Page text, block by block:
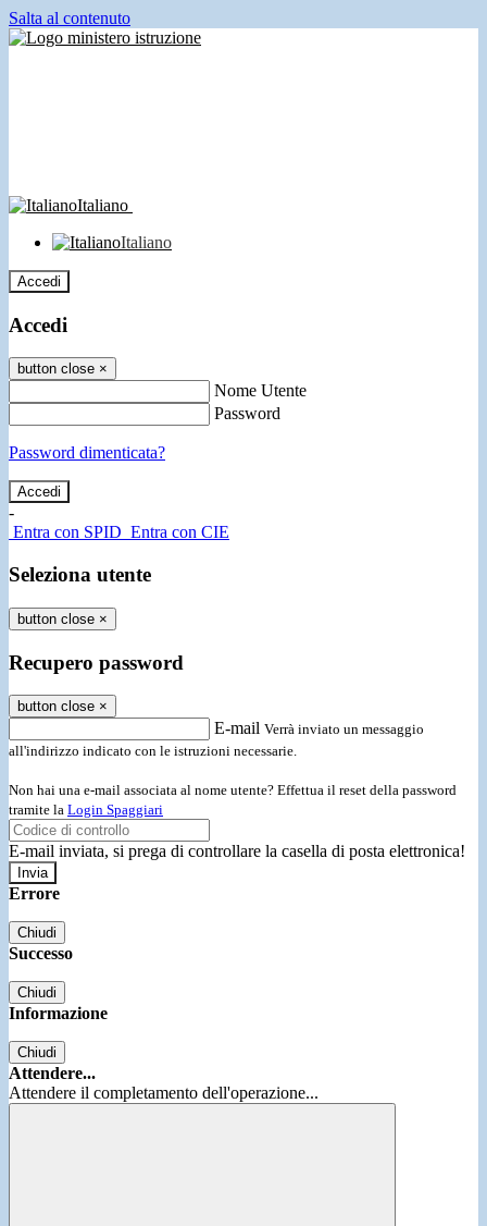
Salta al contenuto
Italiano
Italiano
Accedi
Accedi
button close ×
Nome Utente
Password
Password dimenticata?
-
Entra con SPID Entra con CIE
Seleziona utente
button close ×
Recupero password
button close ×
E-mail Verrà inviato un messaggio
all'indirizzo indicato con le istruzioni necessarie.
Non hai una e-mail associata al nome utente? Effettua il reset della password
tramite la Login Spaggiari
E-mail inviata, si prega di controllare la casella di posta elettronica!
Errore
Chiudi
Successo
Chiudi
Informazione
Chiudi
Attendere...
Attendere il completamento dell'operazione...